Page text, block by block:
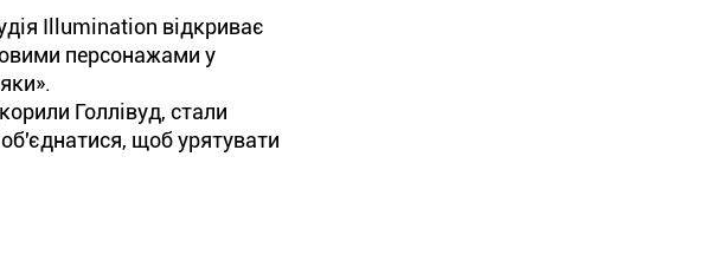
Illumination відкриває
персонажами у
Голлівуд, стали
щоб урятувати